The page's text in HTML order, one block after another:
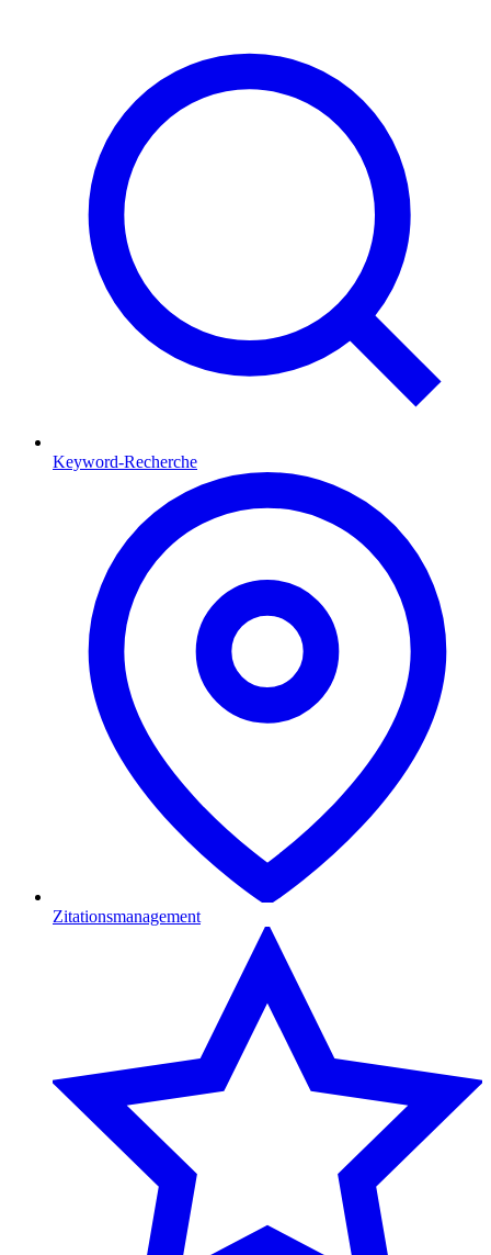
Keyword-Recherche
Zitationsmanagement